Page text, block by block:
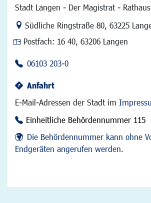
Stadt Langen - Der Magistrat - Rathaus
Link zur Google-Maps Navigation
Südliche Ringstraße 80, 63225
Postfach: 16 40, 63206 Langen
06103 203-0
Anfahrt
E-Mail-Adressen der Stadt im
Einheitliche Behördennummer 115
Die Behördennummer kann ohne
Endgeräten angerufen werden.